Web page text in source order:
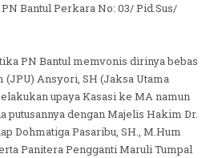
Bantul Perkara No: 03/ Pid.Sus/
PN Bantul memvonis dirinya bebas
Ansyori, SH (Jaksa Utama
upaya Kasasi ke MA namun
putusannya dengan Majelis Hakim Dr.
Dohmatiga Pasaribu, SH., M.Hum
Panitera Pengganti Maruli Tumpal